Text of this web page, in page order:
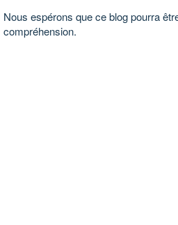
Nous espérons que ce blog pourra
compréhension.